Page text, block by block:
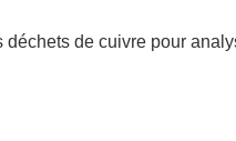
de cuivre pour